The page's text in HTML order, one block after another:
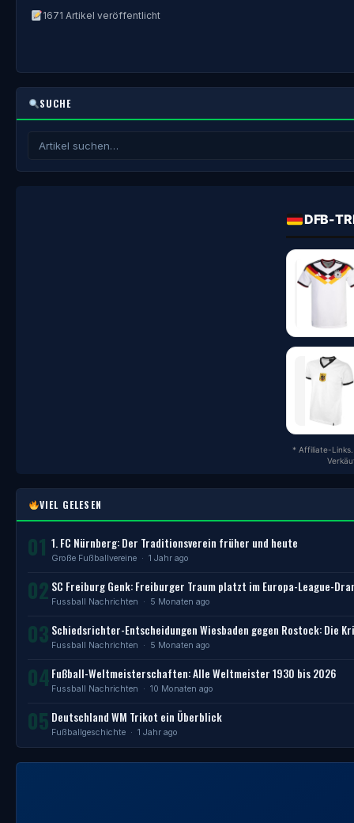
1671 Artikel veröffentlicht
SUCHE
DFB-
* Affiliate-
VIEL GELESEN
01 1. FC Nürnberg: Der Traditionsverein früher und heute
Große Fußballvereine · 1 Jahr ago
02 SC Freiburg Genk: Freiburger Traum platzt im Europa-League-
Fussball Nachrichten · 5 Monaten ago
03 Schiedsrichter-Entscheidungen Wiesbaden gegen Rostock: Die
Fussball Nachrichten · 5 Monaten ago
04 Fußball-Weltmeisterschaften: Alle Weltmeister 1930 bis 2026
Fussball Nachrichten · 10 Monaten ago
05 Deutschland WM Trikot ein Überblick
Fußballgeschichte · 1 Jahr ago